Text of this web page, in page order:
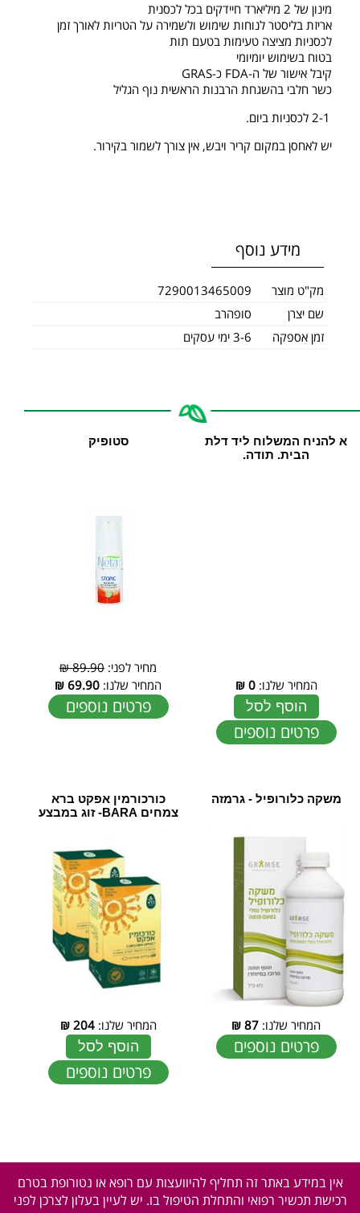
מינון של 2 מיליארד חיידקים בכל לכסנית
אריזת בליסטר לנוחות שימוש ולשמירה על הטריות לאורך זמן
לכסניות מציצה טעימות בטעם תות
בטוח בשימוש יומיומי
קיבל אישור של ה-FDA כ-GRAS
כשר חלבי בהשגחת הרבנות הראשית נוף הגליל
יש לאחסן במקום קריר ויבש, אין צורך לשמור בקירור.
מידע נוסף
מק"ט מוצר
7290013465009
שם יצרן
סופהרב
זמן אספקה
3-6 ימי עסקים
א להניח המשלוח ליד דלת
הבית. תודה.
המחיר שלנו:0
₪
הוסף לסל
פרטים נוספים
סטופיק
מחיר לפני: 89.90 ₪
המחיר שלנו: 69.90
₪
פרטים נוספים
משקה כלורופיל - גרמזה
המחיר שלנו: 87
₪
פרטים נוספים
כורכורמין אפקט ‏ברא
צמחים BARA- זוג במבצע
המחיר שלנו:204
₪
הוסף לסל
פרטים נוספים
אין במידע באתר זה תחליף להיוועצות עם רופא או נטורופת בטרם
רכישת תכשיר רפואי והתחלת הטיפול בו. יש לעיין בעלון לצרכן לפני